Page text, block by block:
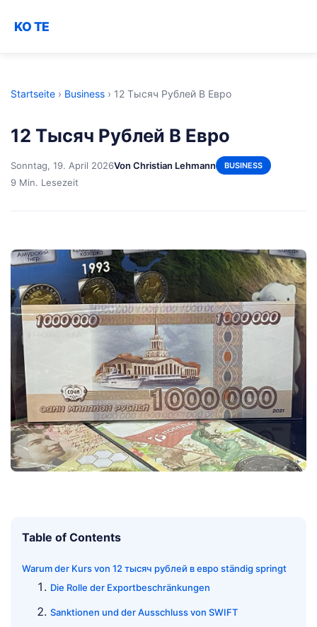
KO TE
Startseite › Business › 12 Тысяч Рублей В Евро
12 Тысяч Рублей В Евро
Sonntag, 19. April 2026Von Christian Lehmann BUSINESS
9 Min. Lesezeit
Table of Contents
Warum der Kurs von 12 тысяч рублей в евро ständig springt
Die Rolle der Exportbeschränkungen
Sanktionen und der Ausschluss von SWIFT